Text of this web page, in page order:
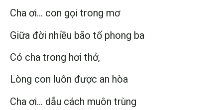
Cha ơi… con gọi trong mơ
Giữa đời nhiều bão tố phong ba
Có cha trong hơi thở,
Lòng con luôn được an hòa
Cha ơi… dẫu cách muôn trùng